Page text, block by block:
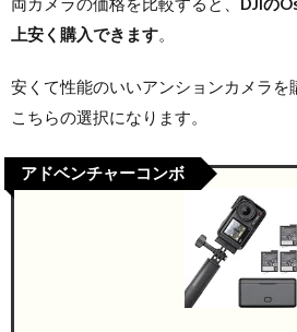
両カメラの価格を比較すると、 DJIの
上安く購入できます。
安くて性能のいいアンションカメラを
こちらの選択になります。
アドベンチャーコンボ